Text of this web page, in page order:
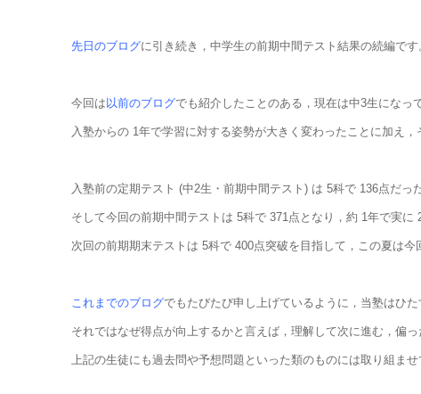
先日のブログに引き続き，中学生の前期中間テスト結果の続編です
今回は 以前のブログでも紹介したことのある，現在は中3生になっ
入塾からの 1年で学習に対する姿勢が大きく変わったことに加え
入塾前の定期テスト (中2生・前期中間テスト) は 5科で 136点だ
そして今回の前期中間テストは 5科で 371点となり，約 1年で実
次回の前期期末テストは 5科で 400点突破を目指して，この夏は
これまでのブログでもたびたび申し上げているように，当塾はひ
それではなぜ得点が向上するかと言えば，理解して次に進む，偏
上記の生徒にも過去問や予想問題といった類のものには取り組ま